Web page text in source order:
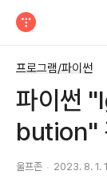
프로그램/파이썬
파이썬
bution"
울프존 2023. 8. 1.